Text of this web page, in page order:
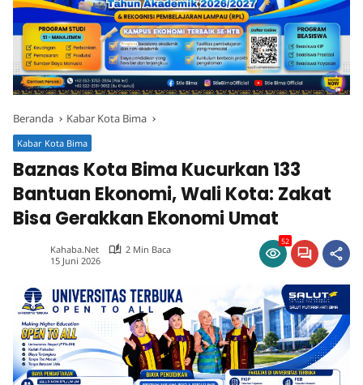
Beranda Kabar Kota Bima
Kabar Kota Bima
Baznas Kota Bima Kucurkan 133
Bantuan Ekonomi, Wali Kota: Zakat
Bisa Gerakkan Ekonomi Umat
Kahaba.net
2 Min Baca
15 Juni 2026
52